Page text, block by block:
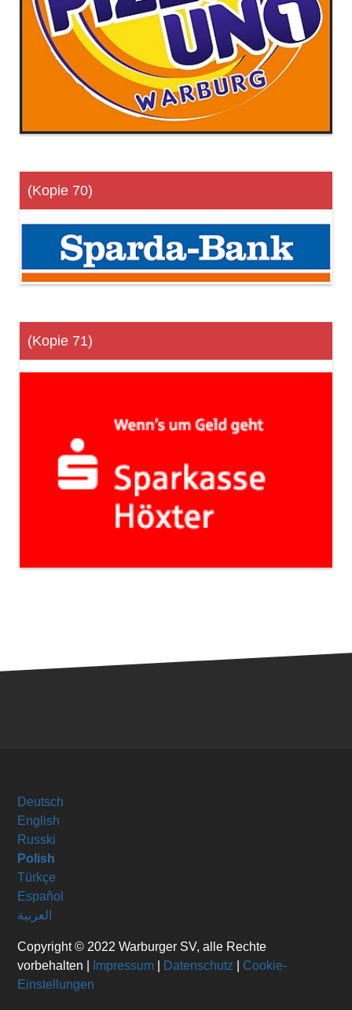
(Kopie 70)
(Kopie 71)
Deutsch
English
Russki
Polish
Türkçe
Español
العربية
Copyright © 2022 Warburger SV, alle Rechte
vorbehalten |
Impressum Datenschutz
Cookie-
Einstellungen